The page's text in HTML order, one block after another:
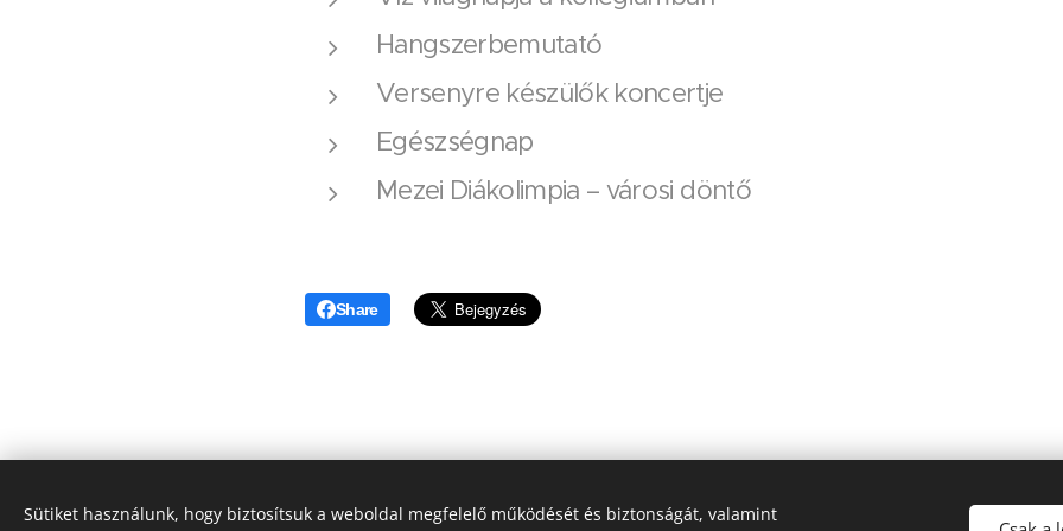
Hangszerbemutató
Versenyre készülők koncertje
Egészségnap
Mezei Diákolimpia – városi döntő
Share
© 2025Szent Margit Ciszterci Óvoda, Általános Iskola, Alapfokú Művészeti Iskola és
Sütiket használunk, hogy biztosítsuk a weboldal megfelelő működését és biztonságát, valamint